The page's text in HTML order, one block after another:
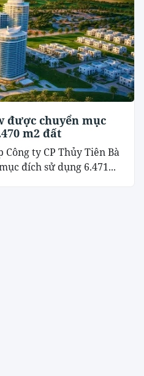
được chuyển mục
m2 đất
Công ty CP Thủy Tiên Bà
đích sử dụng 6.471...